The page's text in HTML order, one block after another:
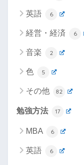
英語 6
経営・経済 6
音楽 2
色 5
その他 82
勉強方法 17
MBA 6
英語 6